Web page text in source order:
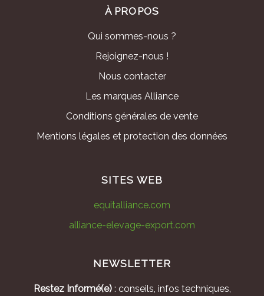
À PROPOS
Qui sommes-nous ?
Rejoignez-nous !
Nous contacter
Les marques Alliance
Conditions générales de vente
Mentions légales et protection des données
SITES WEB
equitalliance.com
alliance-elevage-export.com
NEWSLETTER
Restez Informé(e): conseils, infos techniques,